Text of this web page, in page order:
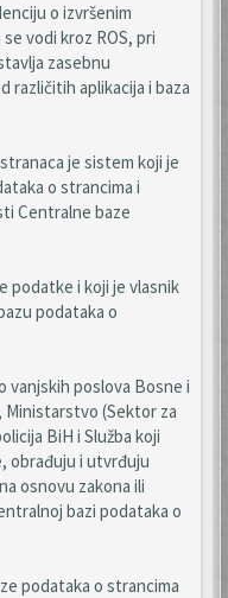
o izvršenim
vodi kroz ROS, pri
zasebnu
različitih aplikacija i baza
je sistem koji je
o strancima i
Centralne baze
podatke i koji je vlasnik
podataka o
poslova Bosne i
Ministarstvo (Sektor za
BiH i Služba koji
obrađuju i utvrđuju
osnovu zakona ili
bazi podataka o
podataka o strancima